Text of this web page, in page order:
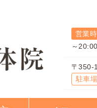
営業
～20:00
〒350-
駐車